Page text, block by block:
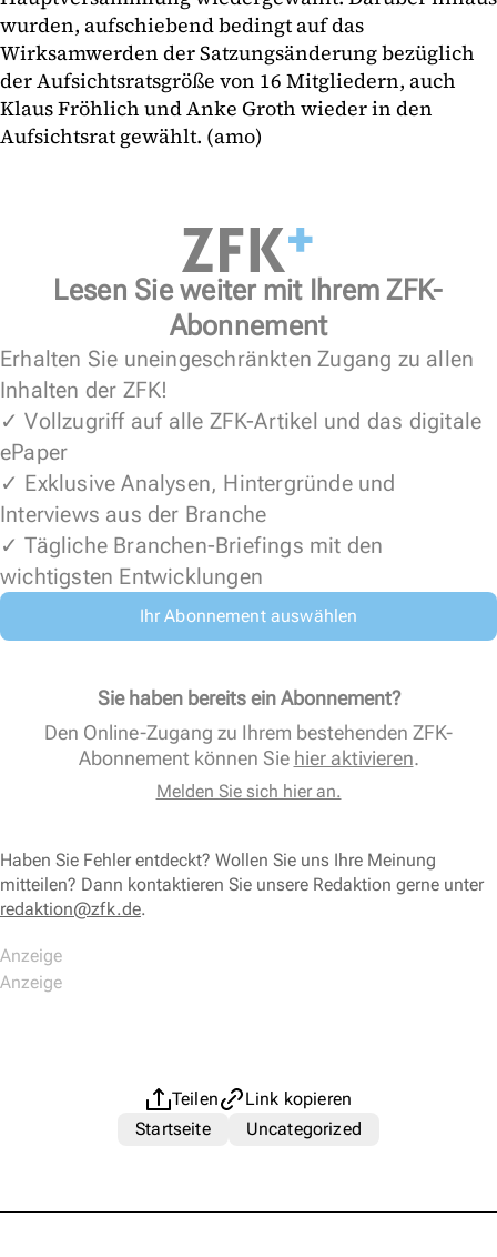
wurden, aufschiebend bedingt auf das
Wirksamwerden der Satzungsänderung bezüglich
der Aufsichtsratsgröße von 16 Mitgliedern, auch
Klaus Fröhlich und Anke Groth wieder in den
Aufsichtsrat gewählt. (amo)
Lesen Sie weiter mit Ihrem ZFK-
Abonnement
Erhalten Sie uneingeschränkten Zugang zu allen
Inhalten der ZFK!
✓ Vollzugriff auf alle ZFK-Artikel und das digitale
ePaper
✓ Exklusive Analysen, Hintergründe und
Interviews aus der Branche
✓ Tägliche Branchen-Briefings mit den
wichtigsten Entwicklungen
Ihr Abonnement auswählen
Sie haben bereits ein Abonnement?
Den Online-Zugang zu Ihrem bestehenden ZFK-
Abonnement können Sie hier aktivieren.
Melden Sie sich hier an.
Haben Sie Fehler entdeckt? Wollen Sie uns Ihre Meinung
mitteilen? Dann kontaktieren Sie unsere Redaktion gerne unter
redaktion@zfk.de.
Teilen
Link kopieren
Startseite
Uncategorized